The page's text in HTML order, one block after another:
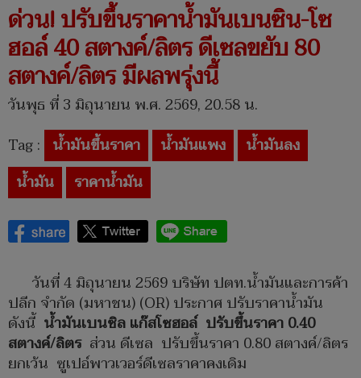
ด่วน! ปรับขึ้นราคาน้ำมันเบนซิน-โซ
ฮอล์ 40 สตางค์/ลิตร ดีเซลขยับ 80
สตางค์/ลิตร มีผลพรุ่งนี้
วันพุธ ที่ 3 มิถุนายน พ.ศ. 2569, 20.58 น.
Tag : น้ำมันขึ้นราคา น้ำมันแพง
น้ำมันลง
น้ำมัน
ราคาน้ำมัน
วันที่ 4 มิถุนายน 2569 บริษัท ปตท.น้ำมันและการค้า
ปลีก จำกัด (มหาชน) (OR) ประกาศ ปรับราคาน้ำมัน
ดังนี้ น้ำมันเบนซิล แก๊สโซฮอล์ ปรับขึ้นราคา 0.40
สตางค์/ลิตร ส่วน ดีเซล ปรับขึ้นราคา 0.80 สตางค์/ลิตร
ยกเว้น ซูเปอ์พาวเวอร์ดีเซลราคาคงเดิม